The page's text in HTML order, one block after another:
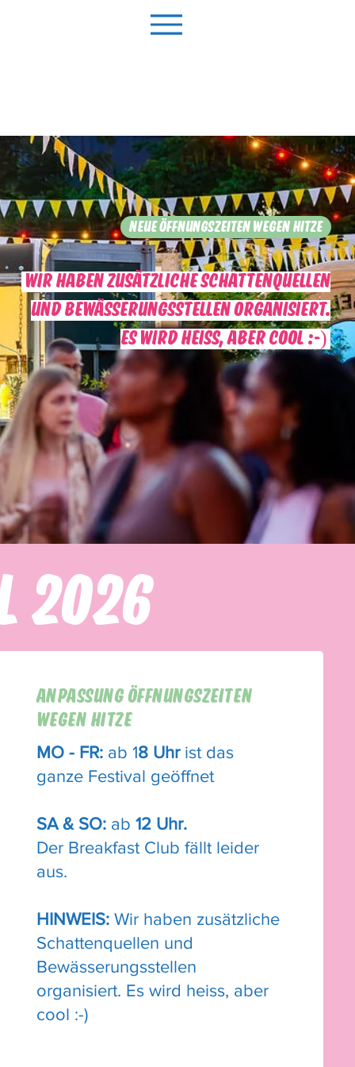
NEUE ÖFFNUNGSZEITEN WEGEN HITZE
wir haben zusätzliche Schattenquellen
und Bewässerungsstellen organisiert.
Es wird heiss, aber cool :-)
2026
ANPASSUNG ÖFFNUNGSZEITEN
WEGEN HITZE
MO - FR:ab 18 Uhrist das
ganze Festival geöffnet
SA & SO: ab 12 Uhr.
Der Breakfast Club fällt leider
aus.
HINWEIS: Wir haben zusätzliche
Schattenquellen und
Bewässerungsstellen
organisiert. Es wird heiss, aber
cool :-)